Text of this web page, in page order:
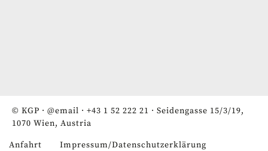
© KGP · @email · +43 1 52 222 21 · Seidengasse 15/3/19,
1070 Wien, Austria
Anfahrt Impressum/Datenschutzerklärung